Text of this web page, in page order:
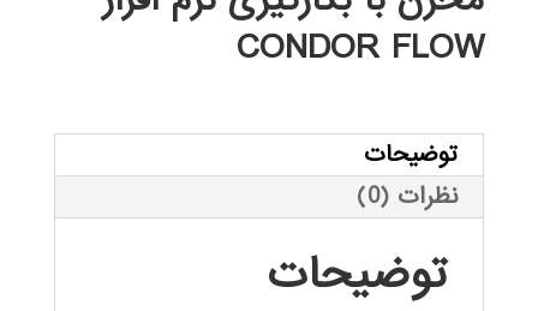
CONDOR FLOW
توضیحات
نظرات (0)
توضیحات